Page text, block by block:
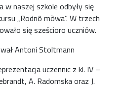
w naszej szkole odbyły się
„Rodnô mòwa”. W trzech
się sześcioro uczniów.
Antoni Stoltmann
uczennic z kl. IV –
A. Radomska oraz J.